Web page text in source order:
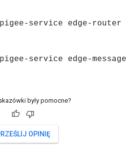
service edge-
service edge-
były pomocne?
OPINIĘ